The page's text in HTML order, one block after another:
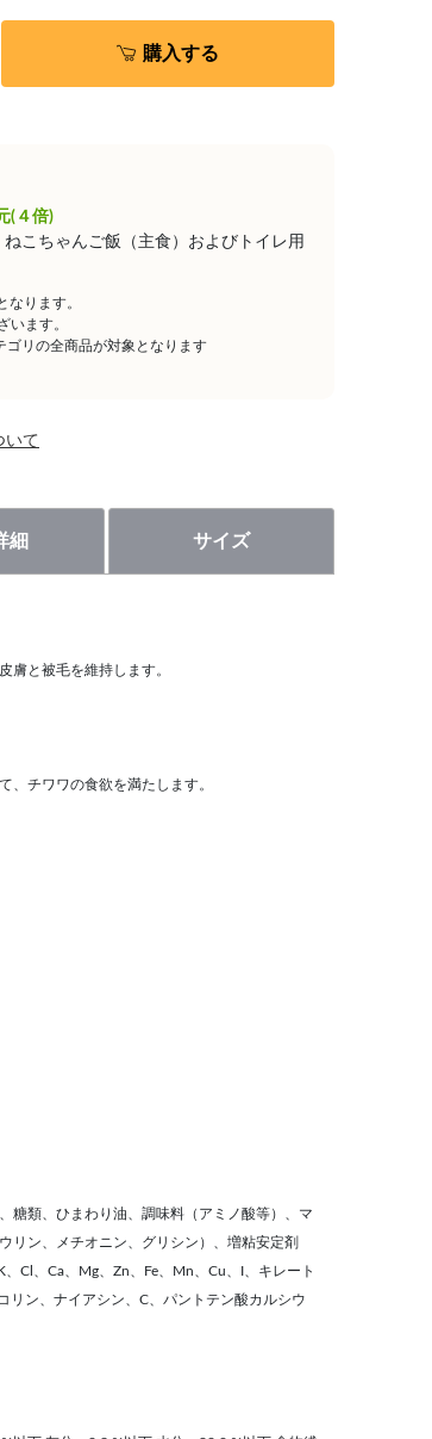
購入する
(４倍)
こちゃんご飯（主食）およびトイレ用
ります。
います。
ゴリの全商品が対象となります
いて
細 サイズ
膚と被毛を維持します。
、チワワの食欲を満たします。
糖類、ひまわり油、調味料（アミノ酸等）、マ
リン、メチオニン、グリシン）、増粘安定剤
Cl、Ca、Mg、Zn、Fe、Mn、Cu、I、キレート
リン、ナイアシン、C、パントテン酸カルシウ